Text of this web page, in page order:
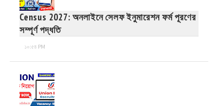
Census 2027: অনলাইনে সেলফ ইনুমারেশন ফর্ম পূরণের
সম্পূর্ণ পদ্ধতি
১০:৫৪ PM